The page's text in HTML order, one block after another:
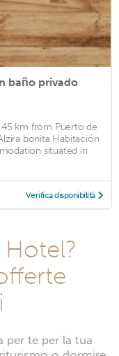
baño privado
km from Puerto de
bonita Habitación
situated in
Verifica disponibilità
per te per la tua